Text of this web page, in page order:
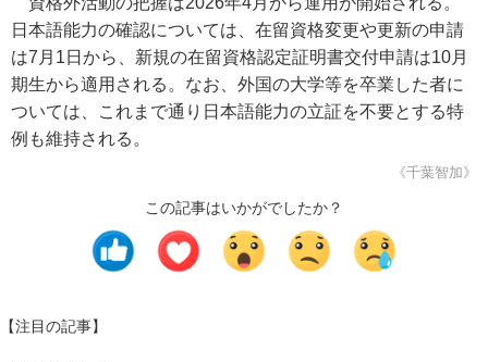
日本語能力の確認については、在留資格変更や更新の申請
は7月1日から、新規の在留資格認定証明書交付申請は10月
期生から適用される。なお、外国の大学等を卒業した者に
ついては、これまで通り日本語能力の立証を不要とする特
例も維持される。
《千葉智加》
この記事はいかがでしたか？
【注目の記事】